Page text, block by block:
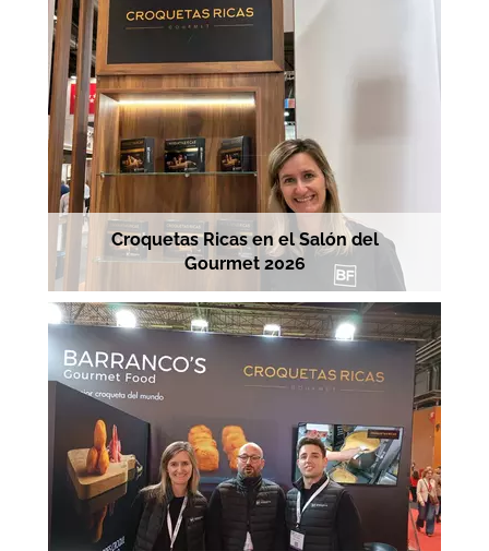
Croquetas Ricas en el Salón del
Gourmet 2026